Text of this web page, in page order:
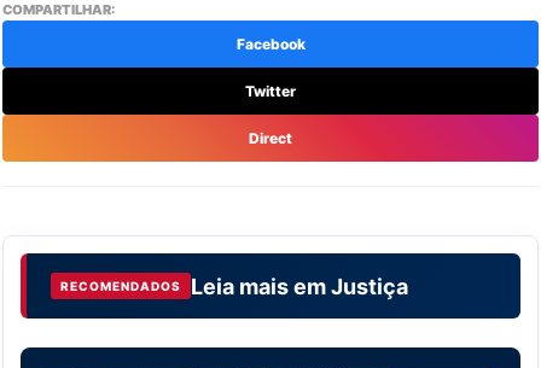
COMPARTILHAR:
Facebook
Twitter
Direct
RECOMENDADOS Leia mais emJustiça